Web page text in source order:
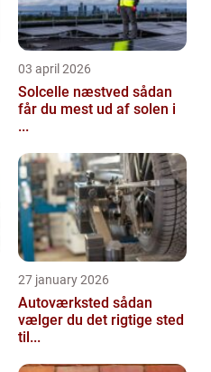
03 april 2026
Solcelle næstved sådan
får du mest ud af solen i
...
27 january 2026
Autoværksted sådan
vælger du det rigtige sted
til...